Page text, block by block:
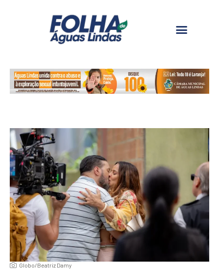
Globo/Beatriz Damy